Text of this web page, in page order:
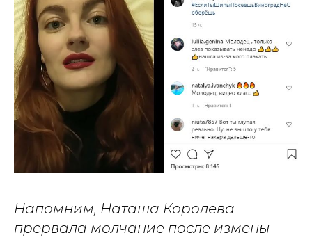
Напомним, Наташа Королева
прервала молчание после измены